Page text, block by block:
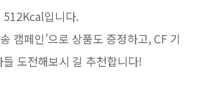
512Kcal입니다.
캠페인’으로 상품도 증정하고, CF 기
도전해보시 길 추천합니다!